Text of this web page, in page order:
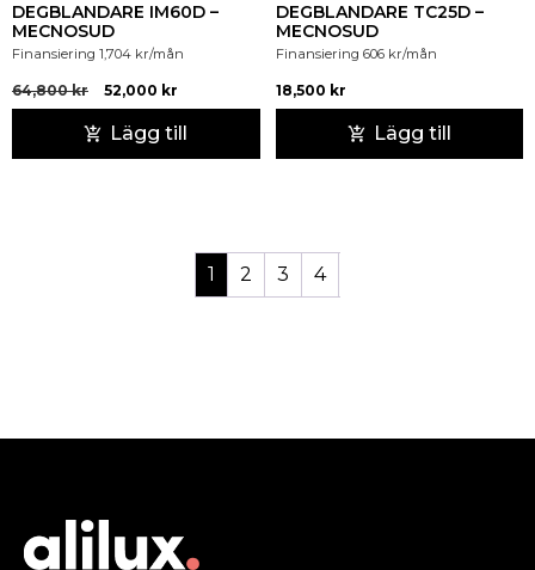
DEGBLANDARE IM60D –
MECNOSUD
Finansiering 1,704 kr/mån
64,800kr 52,000 kr
Lägg till
DEGBLANDARE TC25D –
MECNOSUD
Finansiering 606 kr/mån
18,500 kr
Lägg till
1 2 3 4